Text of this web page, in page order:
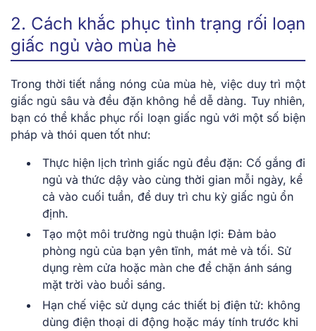
2. Cách khắc phục tình trạng rối loạn
giấc ngủ vào mùa hè
Trong thời tiết nắng nóng của mùa hè, việc duy trì một
giấc ngủ sâu và đều đặn không hề dễ dàng. Tuy nhiên,
bạn có thể khắc phục rối loạn giấc ngủ với một số biện
pháp và thói quen tốt như:
Thực hiện lịch trình giấc ngủ đều đặn: Cố gắng đi
ngủ và thức dậy vào cùng thời gian mỗi ngày, kể
cả vào cuối tuần, để duy trì chu kỳ giấc ngủ ổn
định.
Tạo một môi trường ngủ thuận lợi: Đảm bảo
phòng ngủ của bạn yên tĩnh, mát mẻ và tối. Sử
dụng rèm cửa hoặc màn che để chặn ánh sáng
mặt trời vào buổi sáng.
Hạn chế việc sử dụng các thiết bị điện tử: không
dùng điện thoại di động hoặc máy tính trước khi